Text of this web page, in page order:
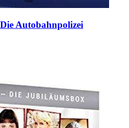
Autobahnpolizei